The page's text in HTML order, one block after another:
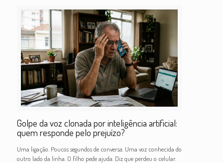
Golpe da voz clonada por inteligência artificial:
quem responde pelo prejuízo?
Uma ligação. Poucos segundos de conversa. Uma voz conhecida do
outro lado da linha. O filho pede ajuda. Diz que perdeu o celular.